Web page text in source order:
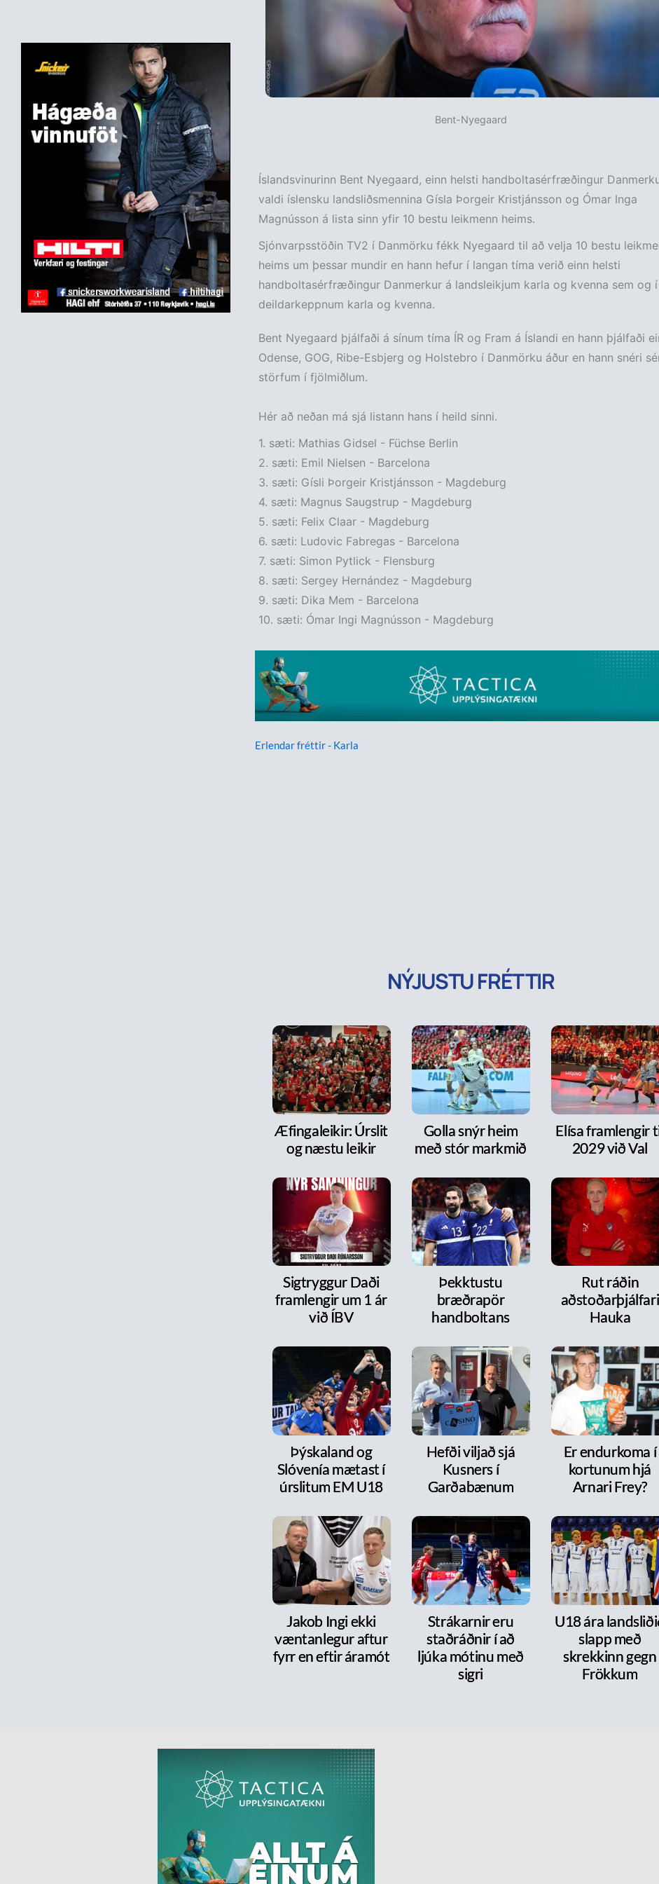
Bent-Nyegaard
Íslandsvinurinn Bent Nyegaard, einn helsti handboltasérfræðingur
valdi íslensku landsliðsmennina Gísla Þorgeir Kristjánsson og Ómar Inga
Magnússon á lista sinn yfir 10 bestu leikmenn heims.
Sjónvarpsstöðin TV2 í Danmörku fékk Nyegaard til að velja 10 bestu
heims um þessar mundir en hann hefur í langan tíma verið einn helsti
handboltasérfræðingur Danmerkur á landsleikjum karla og kvenna sem og í
deildarkeppnum karla og kvenna.
Bent Nyegaard þjálfaði á sínum tíma ÍR og Fram á Íslandi en hann þjálfaði
Odense, GOG, Ribe-Esbjerg og Holstebro í Danmörku áður en hann snéri
störfum í fjölmiðlum.
Hér að neðan má sjá listann hans í heild sinni.
1. sæti: Mathias Gidsel - Füchse Berlin
2. sæti: Emil Nielsen - Barcelona
3. sæti: Gísli Þorgeir Kristjánsson - Magdeburg
4. sæti: Magnus Saugstrup - Magdeburg
5. sæti: Felix Claar - Magdeburg
6. sæti: Ludovic Fabregas - Barcelona
7. sæti: Simon Pytlick - Flensburg
8. sæti: Sergey Hernández - Magdeburg
9. sæti: Dika Mem - Barcelona
10. sæti: Ómar Ingi Magnússon - Magdeburg
Erlendar fréttir - Karla
NÝJUSTU FRÉTTIR
Æfingaleikir: Úrslit
og næstu leikir
Golla snýr heim
með stór markmið
Elísa framlengir
2029 við Val
Sigtryggur Daði
framlengir um 1 ár
við ÍBV
Þekktustu
bræðrapör
handboltans
Rut ráðin
aðstoðarþjálfari
Hauka
Þýskaland og
Slóvenía mætast í
úrslitum EM U18
Hefði viljað sjá
Kusners í
Garðabænum
Er endurkoma í
kortunum hjá
Arnari Frey?
Jakob Ingi ekki
væntanlegur aftur
fyrr en eftir áramót
Strákarnir eru
staðráðnir í að
ljúka mótinu með
sigri
U18 ára
slapp með
skrekkinn gegn
Frökkum